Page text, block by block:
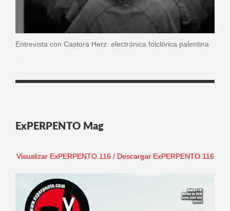
Entrevista con Castora Herz: electrónica folclórica palentina
ExPERPENTO Mag
Visualizar ExPERPENTO 116/ Descargar ExPERPENTO 116